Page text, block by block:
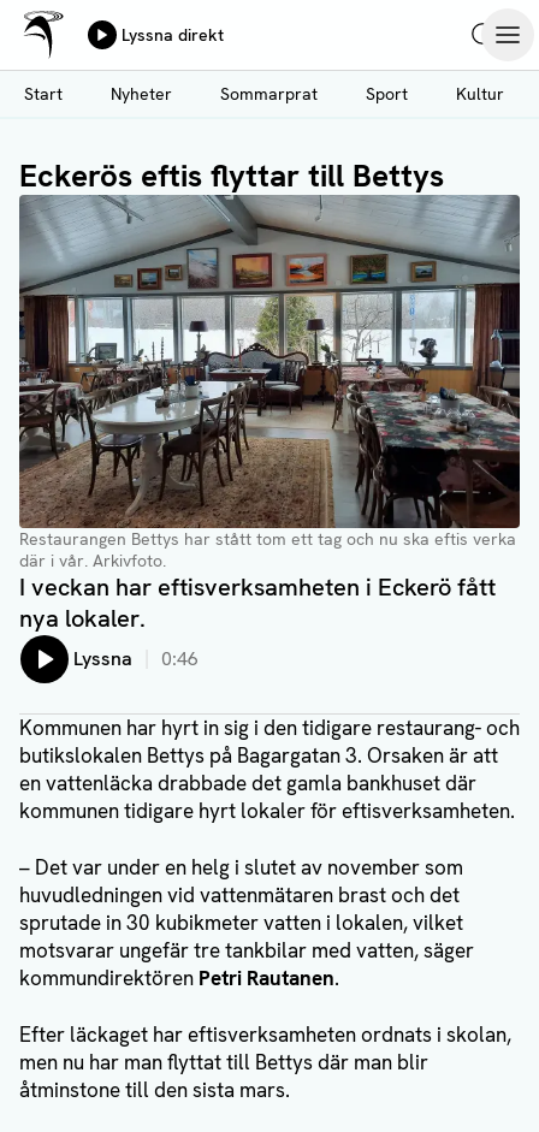
Hoppa
till
huvudinnehåll
Ålands Radio & TV
Lyssna direkt
Start
Nyheter Sommarprat Sport Kultur
Eckerös eftis flyttar till Bettys
Restaurangen Bettys har stått tom ett tag och nu ska eftis verka
där i vår. Arkivfoto.
I veckan har eftisverksamheten i Eckerö fått
nya lokaler.
Lyssna 0:46
Kommunen har hyrt in sig i den tidigare restaurang- och
butikslokalen Bettys på Bagargatan 3. Orsaken är att
en vattenläcka drabbade det gamla bankhuset där
kommunen tidigare hyrt lokaler för eftisverksamheten.
– Det var under en helg i slutet av november som
huvudledningen vid vattenmätaren brast och det
sprutade in 30 kubikmeter vatten i lokalen, vilket
motsvarar ungefär tre tankbilar med vatten, säger
kommundirektören Petri Rautanen.
Efter läckaget har eftisverksamheten ordnats i skolan,
men nu har man flyttat till Bettys där man blir
åtminstone till den sista mars.